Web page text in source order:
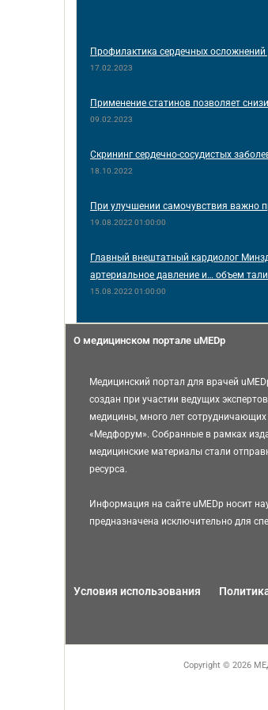
Профилактика сердечных
17.02.2023
Применение статинов позволяет
09.02.2023
Скрининг сердечно-сосудистых
18.10.2022
При улучшении самочувствия важно
19.08.2022 01:00:00
Главный внештатный кардиолог
артериальное давление и… объем
15.08.2022 01:00:00
О медицинском портале uMEDp
Медицинский портал для врачей
создан при участии ведущих
медицины, много лет
«Медфорум». Собранные в рамках
медицинские материалы стали
ресурса.
Информация на сайте uMEDp носит
предназначена исключительно для
Условия использования
Copyright © 2026